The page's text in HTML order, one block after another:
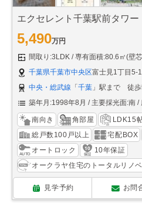
エクセレント千葉駅前タワー
5,490万円
間取り:3LDK
専有面積:80.6㎡(壁
千葉県千葉市中央区富士見1丁目5-
中央・総武線 「 千葉 」駅まで 徒
築年月:1998年8月
主要採光面:南
南向き 角部屋 LDK15
総戸数100戸以上
宅配BOX
オートロック
10年保証
オークラヤ住宅のトータルリノ
見学予約 お問